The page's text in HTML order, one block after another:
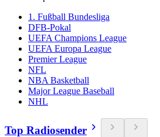
1. Fußball Bundesliga
DFB-Pokal
UEFA Champions League
UEFA Europa League
Premier League
NFL
NBA Basketball
Major League Baseball
NHL
Top Radiosender